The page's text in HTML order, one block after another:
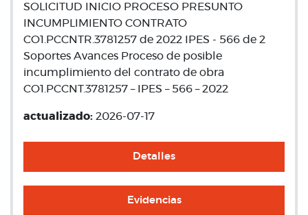
SOLICITUD INICIO PROCESO PRESUNTO
INCUMPLIMIENTO CONTRATO
CO1.PCCNTR.3781257 de 2022 IPES - 566 de 2
Soportes Avances Proceso de posible
incumplimiento del contrato de obra
CO1.PCCNT.3781257 – IPES – 566 – 2022
actualizado: 2026-07-17
Detalles
Evidencias